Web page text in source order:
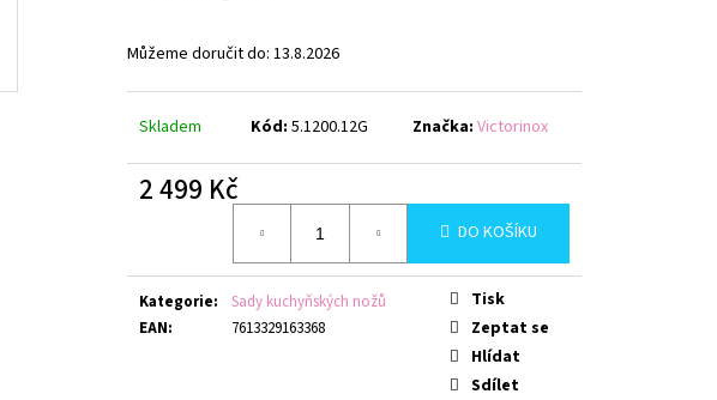
Můžeme doručit do: 13.8.2026
Skladem Kód: 5.1200.12G Značka:Victorinox
2 499 Kč
DO KOŠÍKU
Kategorie:
Sady kuchyňských nožů
EAN: 7613329163368
Tisk
Zeptat se
Hlídat
Sdílet
399 Kč